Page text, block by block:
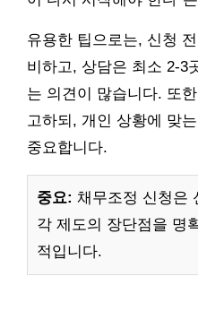
유용한 팁으로는, 신청
비하고, 상담은 최소 2-3
는 의견이 많습니다. 또
고하되, 개인 상황에 맞
중요합니다.
중요: 채무조정 신청은
각 제도의 장단점을 명
적입니다.